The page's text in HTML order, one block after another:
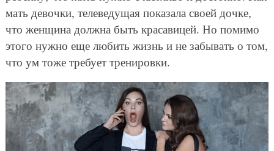
мать девочки, телеведущая показала своей дочке,
что женщина должна быть красавицей. Но помимо
этого нужно еще любить жизнь и не забывать о том,
что ум тоже требует тренировки.